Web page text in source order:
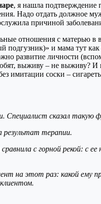
, я нашла подтверждение
Надо отдать должное
причиной
отношения с матерью
и мама тут как
развитие личности
выживу – не выживу? И
имитации соски –
Специалист сказал
результат терапии.
с горной рекой: с
на этот раз: какой